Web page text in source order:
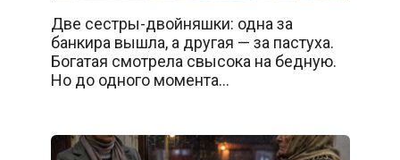
Две сестры-двойняшки: одна за
банкира вышла, а другая — за пастуха.
Богатая смотрела свысока на бедную.
Но до одного момента…